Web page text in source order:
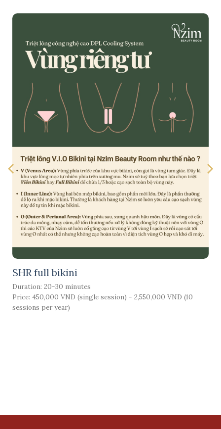
SHR full bikini
Duration: 20-30 minutes
Price: 450,000 VND (single session) - 2,550,000 VND (10
sessions per year)